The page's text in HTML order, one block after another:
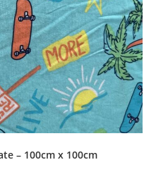
– 100cm x 100cm